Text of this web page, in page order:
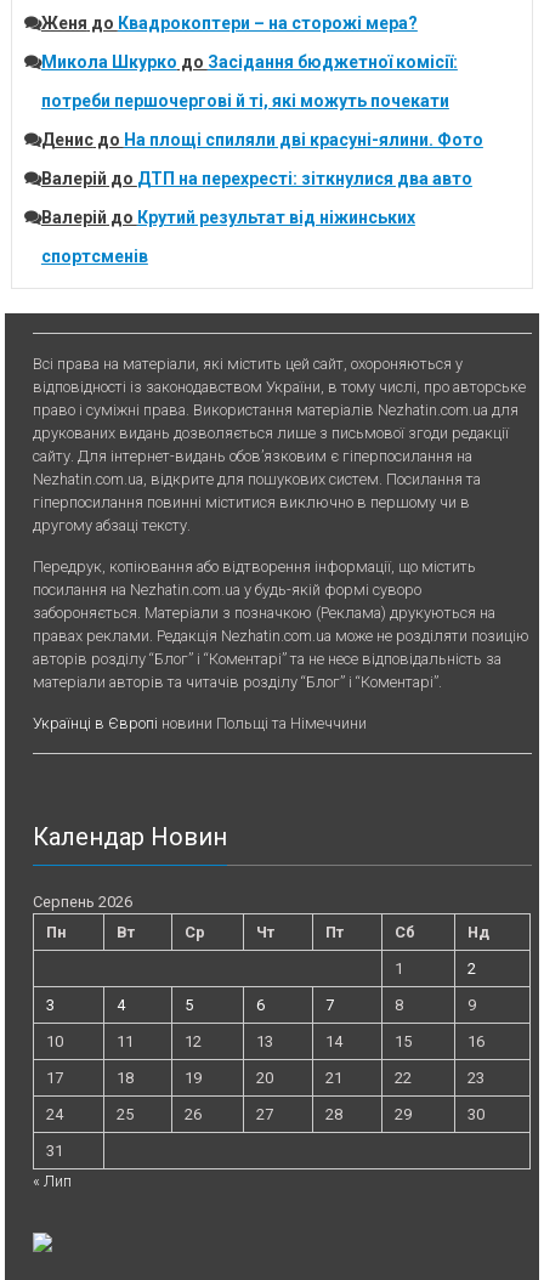
Женя до Квадрокоптери – на сторожі мера?
Микола Шкурко до Засідання бюджетної комісії:
потреби першочергові й ті, які можуть почекати
Денисдо На площі спиляли дві красуні-ялини. Фото
Валерій до ДТП на перехресті: зіткнулися два авто
Валерій до Крутий результат від ніжинських
спортсменів
Всі права на матеріали, які містить цей сайт, охороняються у
відповідності із законодавством України, в тому числі, про авторське
право і суміжні права. Використання матерiалiв Nezhatin.com.ua для
друкованих видань дозволяється лише з письмової згоди редакції
сайту. Для iнтернет-видань обов’язковим є гiперпосилання на
Nezhatin.com.ua, відкрите для пошукових систем. Посилання та
гіперпосилання повинні міститися виключно в першому чи в
другому абзаці тексту.
Передрук, копiювання або вiдтворення iнформацiї, що мiстить
посилання на Nezhatin.com.ua у будь-якiй формi суворо
забороняється. Матеріали з позначкою (Реклама) друкуються на
правах реклами. Редакція Nezhatin.com.ua може не розділяти позицію
авторів розділу “Блог” і “Коментарі” та не несе відповідальність за
матеріали авторів та читачів розділу “Блог” і “Коментарі”.
Українці в Європі новини Польщі та Німеччини
Календар Новин
Серпень 2026
Пн
Вт Ср Чт Пт Сб
Нд
1
2
3
4 5 6 7 8
9
10
11 12 13 14 15
16
17
18 19 20 21 22
23
24
25 26 27 28 29
30
31
« Лип